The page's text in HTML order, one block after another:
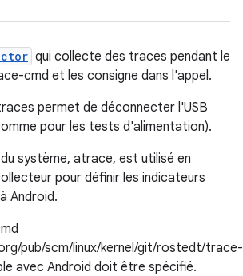
qui collecte des traces pendant le
cmd et les consigne dans l'appel.
permet de déconnecter l'USB
pour les tests d'alimentation).
système, atrace, est utilisé en
pour définir les indicateurs
Android.
pub/scm/linux/kernel/git/rostedt/trace-
avec Android doit être spécifié.